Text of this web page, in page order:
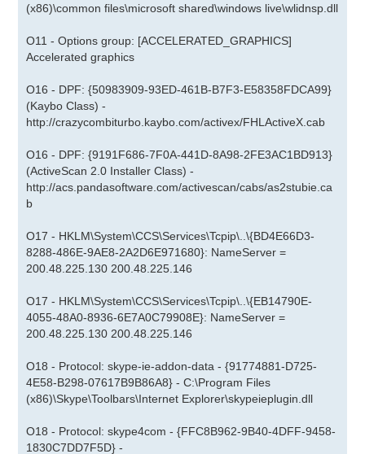
(x86)\common files\microsoft shared\windows live\wlidnsp.dll
O11 - Options group: [ACCELERATED_GRAPHICS]
Accelerated graphics
O16 - DPF: {50983909-93ED-461B-B7F3-E58358FDCA99}
(Kaybo Class) -
http://crazycombiturbo.kaybo.com/activex/FHLActiveX.cab
O16 - DPF: {9191F686-7F0A-441D-8A98-2FE3AC1BD913}
(ActiveScan 2.0 Installer Class) -
http://acs.pandasoftware.com/activescan/cabs/as2stubie.ca
b
O17 - HKLM\System\CCS\Services\Tcpip\..\{BD4E66D3-
8288-486E-9AE8-2A2D6E971680}: NameServer =
200.48.225.130 200.48.225.146
O17 - HKLM\System\CCS\Services\Tcpip\..\{EB14790E-
4055-48A0-8936-6E7A0C79908E}: NameServer =
200.48.225.130 200.48.225.146
O18 - Protocol: skype-ie-addon-data - {91774881-D725-
4E58-B298-07617B9B86A8} - C:\Program Files
(x86)\Skype\Toolbars\Internet Explorer\skypeieplugin.dll
O18 - Protocol: skype4com - {FFC8B962-9B40-4DFF-9458-
1830C7DD7F5D} -